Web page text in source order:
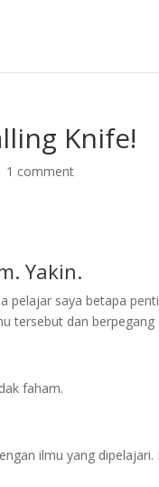
Knife!
1 comment
Yakin.
pelajar saya betapa
tersebut dan
faham.
ilmu yang